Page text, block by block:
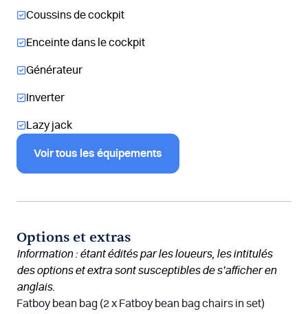
Coussins de cockpit
Enceinte dans le cockpit
Générateur
Inverter
Lazy jack
Voir tous les équipements
Options et extras
Information : étant édités par les loueurs, les intitulés
des options et extra sont susceptibles de s’afficher en
anglais.
Fatboy bean bag (2 x Fatboy bean bag chairs in set)